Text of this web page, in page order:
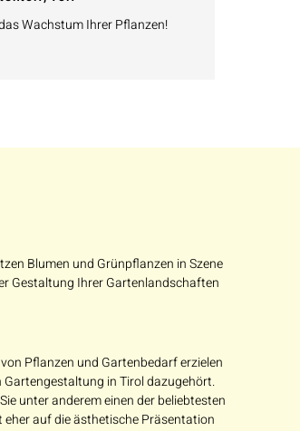
Wachstum Ihrer Pflanzen!
Blumen und Grünpflanzen in Szene
Gestaltung Ihrer Gartenlandschaften
Pflanzen und Gartenbedarf erzielen
Gartengestaltung in Tirol dazugehört.
unter anderem einen der beliebtesten
eher auf die ästhetische Präsentation